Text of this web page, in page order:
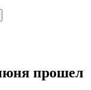
прошел